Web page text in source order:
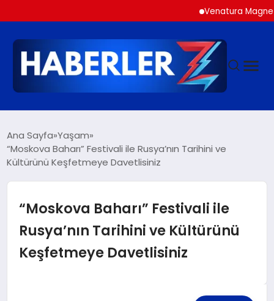
Venatura Magnezyum:
SIYASET
DÜNYA
EKONOMI
Ana Sayfa Yaşam
“Moskova Baharı” Festivali ile Rusya’nın Tarihini ve
Kültürünü Keşfetmeye Davetlisiniz
“Moskova Baharı” Festivali ile
Rusya’nın Tarihini ve Kültürünü
Keşfetmeye Davetlisiniz